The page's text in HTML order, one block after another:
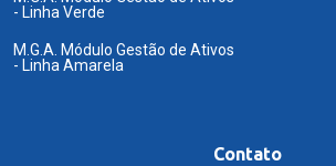
- Linha Verde
M.G.A. Módulo Gestão de Ativos
- Linha Amarela
Contato